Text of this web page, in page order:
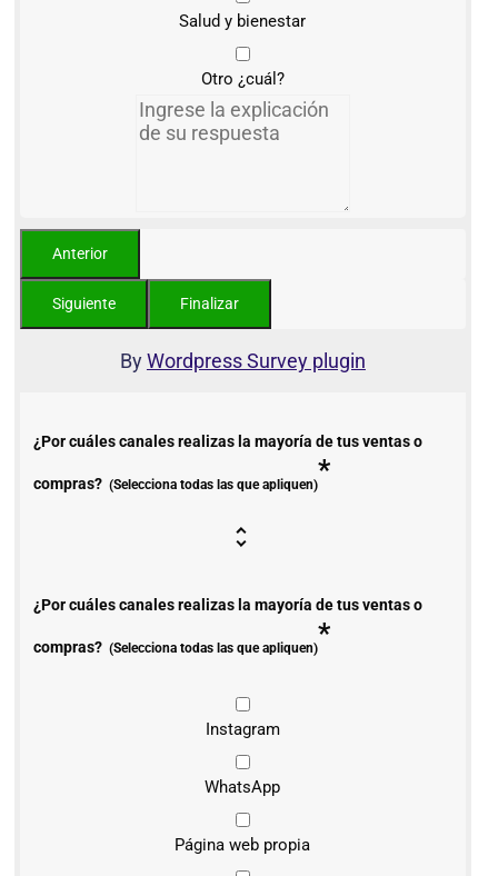
Salud y bienestar
Otro ¿cuál?
ByWordpress Survey plugin
¿Por cuáles canales realizas la mayoría de tus ventas o
compras? (Selecciona todas las que apliquen)*
¿Por cuáles canales realizas la mayoría de tus ventas o
compras? (Selecciona todas las que apliquen)*
Instagram
WhatsApp
Página web propia